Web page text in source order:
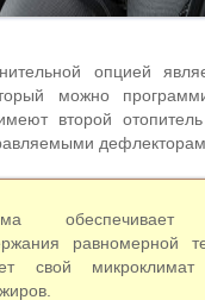
опцией
можно
второй
обеспечивает
равномерной
свой